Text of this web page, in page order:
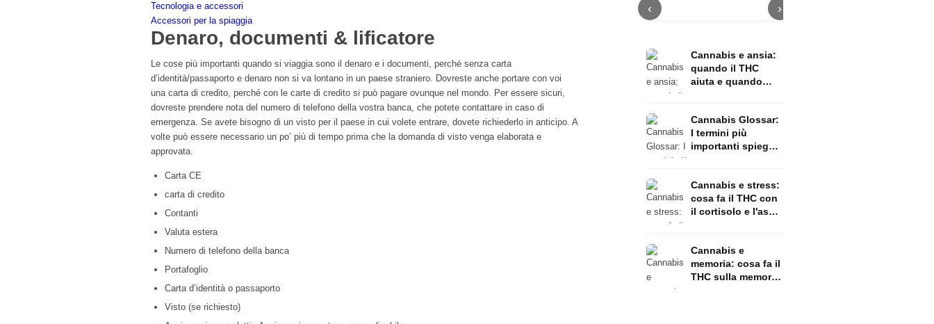
Tecnologia e accessori
Accessori per la spiaggia
Denaro, documenti & lificatore
Le cose più importanti quando si viaggia sono il denaro e i documenti, perché senza carta
d’identità/passaporto e denaro non si va lontano in un paese straniero. Dovreste anche portare con voi
una carta di credito, perché con le carte di credito si può pagare ovunque nel mondo. Per essere sicuri,
dovreste prendere nota del numero di telefono della vostra banca, che potete contattare in caso di
emergenza. Se avete bisogno di un visto per il paese in cui volete entrare, dovete richiederlo in anticipo. A
volte può essere necessario un po’ più di tempo prima che la domanda di visto venga elaborata e
approvata.
Carta CE
carta di credito
Contanti
Valuta estera
Numero di telefono della banca
Portafoglio
Carta d’identità o passaporto
Visto (se richiesto)
‹ ›
Cannabis e ansia:
quando il THC
aiuta e quando
Cannabis Glossar:
I termini più
importanti spiegati
Cannabis e stress:
cosa fa il THC con
il cortisolo e l'asse
Cannabis e
memoria: cosa fa il
THC sulla memoria